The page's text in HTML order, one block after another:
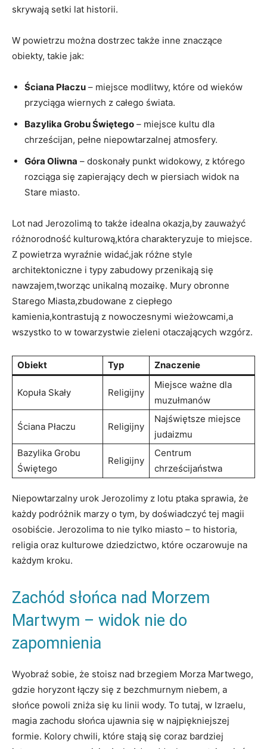
skrywają setki lat historii.
W powietrzu można dostrzec także inne znaczące
obiekty, takie jak:
Ściana Płaczu – miejsce modlitwy, które od wieków
przyciąga wiernych z całego świata.
Bazylika Grobu Świętego – miejsce kultu dla
chrześcijan, pełne niepowtarzalnej atmosfery.
Góra Oliwna – doskonały punkt widokowy, z którego
rozciąga się zapierający dech w piersiach widok na
Stare miasto.
Lot nad Jerozolimą to także idealna okazja,by zauważyć
różnorodność kulturową,która charakteryzuje to miejsce.
Z powietrza wyraźnie widać,jak różne style
architektoniczne i typy zabudowy przenikają się
nawzajem,tworząc unikalną mozaikę. Mury obronne
Starego Miasta,zbudowane z ciepłego
kamienia,kontrastują z nowoczesnymi wieżowcami,a
wszystko to w towarzystwie zieleni otaczających wzgórz.
Obiekt Typ Znaczenie
Kopuła Skały Religijny
Miejsce ważne dla
muzułmanów
Ściana Płaczu Religijny
Najświętsze miejsce
judaizmu
Bazylika Grobu
Świętego
Religijny
Centrum
chrześcijaństwa
Niepowtarzalny urok Jerozolimy z lotu ptaka sprawia, że
każdy podróżnik marzy o tym, by doświadczyć tej magii
osobiście. Jerozolima to nie tylko miasto – to historia,
religia oraz kulturowe dziedzictwo, które oczarowuje na
każdym kroku.
Zachód słońca nad Morzem
Martwym – widok nie do
zapomnienia
Wyobraź sobie, że stoisz nad brzegiem Morza Martwego,
gdzie horyzont łączy się z bezchmurnym niebem, a
słońce powoli zniża się ku linii wody. To tutaj, w Izraelu,
magia zachodu słońca ujawnia się w najpiękniejszej
formie. Kolory chwili, które stają się coraz bardziej